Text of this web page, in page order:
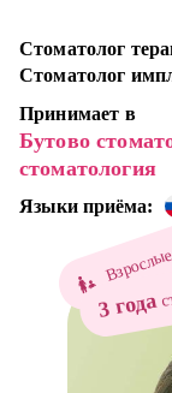
Стоматолог
Стоматолог
Принимает в
Бутово
стоматология
Языки приёма:
3 года